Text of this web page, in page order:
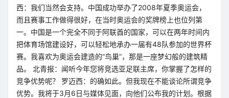
西：我们当然会支持。中国成功举办了2008年夏季奥运会，
而且赛事工作做得很好，在当时奥运会的奖牌榜上也位列第
一。中国是一个完全不同于阿联酋的国家，可以在两年时间内
把体育场馆建设好，可以轻松地承办一届有48队参加的世界杯
赛。我喜欢为奥运会建造的“鸟巢”，那是一座梦幻般的建筑精
品。 北青报：闻听今年您将竞选亚足联主席，你掌握了怎样的
竞争优势呢？ 罗迈西：的确如此。但我现在不能谈论所谓竞争
优势。我将于3月6日与媒体见面，向他们公布我的计划。根据